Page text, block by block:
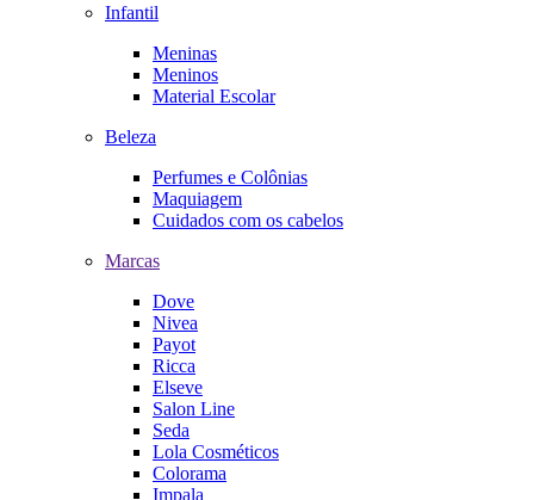
Infantil
Meninas
Meninos
Material Escolar
Beleza
Perfumes e Colônias
Maquiagem
Cuidados com os cabelos
Marcas
Dove
Nivea
Payot
Ricca
Elseve
Salon Line
Seda
Lola Cosméticos
Colorama
Impala